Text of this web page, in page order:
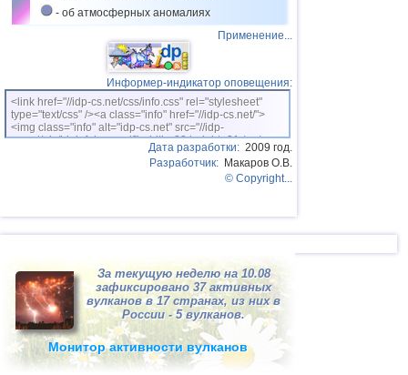
- об атмосферных аномалиях
Применение...
Информер-индикатор оповещения:
<link href="//idp-cs.net/css/info.css" rel="stylesheet"
type="text/css" /><a class="info" href="//idp-cs.net/">
<img class="info" alt="idp-cs.net" src="//idp-
cs.net/pix/idpinfok_sm.gif" width=88 height=31 /></a>
Дата разработки: 2009 год.
Разработчик: Макаров О.В.
© Copyright...
За текущую неделю на 10.08
зафиксировано 37 активных
вулканов в 17 странах, из них в
России - 5 вулканов.
Монитор активности вулканов